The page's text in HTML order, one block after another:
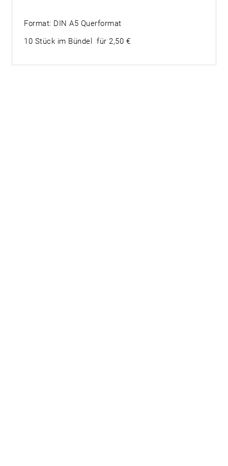
Format: DIN A5 Querformat
10 Stück im Bündel für 2,50 €